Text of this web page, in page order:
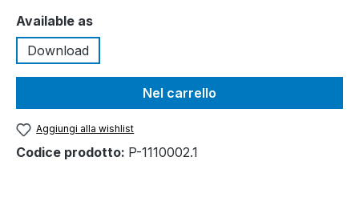
Seleziona
Available as
Download
Nel carrello
Aggiungi alla wishlist
Codice prodotto: P-1110002.1